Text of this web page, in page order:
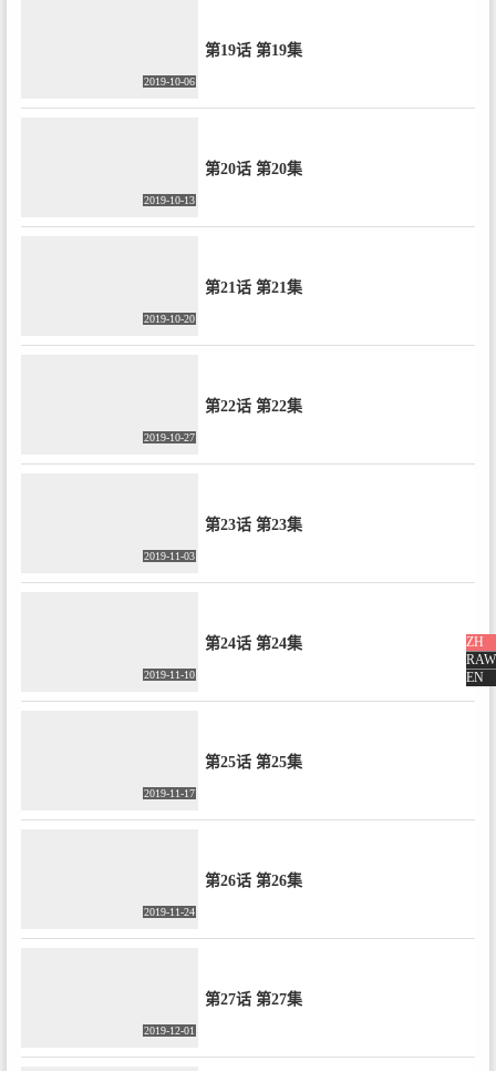
ZH
RAW
EN
2019-10-06
第19话 第19集
2019-10-13
第20话 第20集
2019-10-20
第21话 第21集
2019-10-27
第22话 第22集
2019-11-03
第23话 第23集
2019-11-10
第24话 第24集
2019-11-17
第25话 第25集
2019-11-24
第26话 第26集
2019-12-01
第27话 第27集